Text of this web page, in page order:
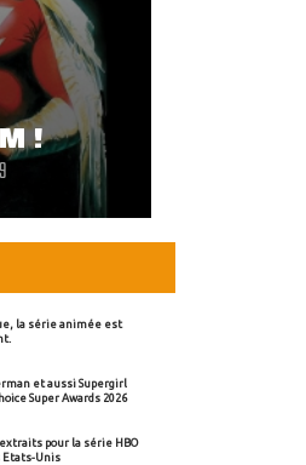
!
la série animée est
et aussi Supergirl
Super Awards 2026
pour la série HBO
Etats-Unis